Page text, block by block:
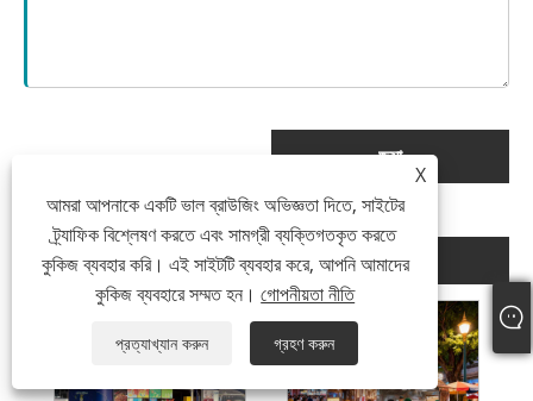
জমা
সংশ্লিষ্ট পণ্য
X
আমরা আপনাকে একটি ভাল ব্রাউজিং অভিজ্ঞতা দিতে, সাইটের
ট্র্যাফিক বিশ্লেষণ করতে এবং সামগ্রী ব্যক্তিগতকৃত করতে
কুকিজ ব্যবহার করি। এই সাইটটি ব্যবহার করে, আপনি আমাদের
কুকিজ ব্যবহারে সম্মত হন।গোপনীয়তা নীতি
প্রত্যাখ্যান করুন গ্রহণ করুন